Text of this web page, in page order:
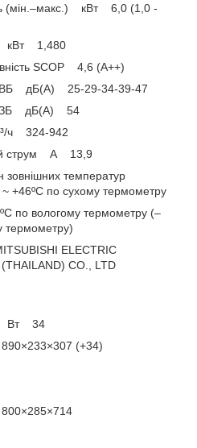
(мін.–макс.) кВт 6,0 (1,0 -
кВт 1,480
SCOP 4,6 (A++)
ВБ дБ(А) 25-29-34-39-47
ЗБ дБ(А) 54
ч 324-942
струм А 13,9
зовнішних температур
по сухому термометру
по вологому термометру (–
термометру)
ELECTRIC
CO., LTD
Вт 34
(+34)